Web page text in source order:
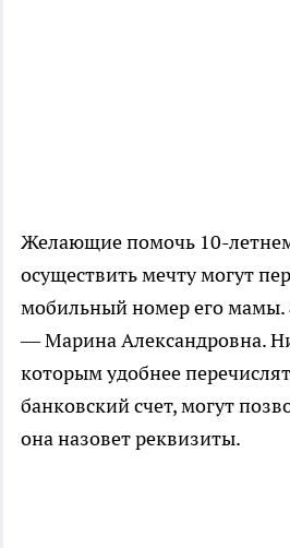
Желающие помочь 10-
осуществить мечту могут
мобильный номер его мамы.
— Марина Александровна.
которым удобнее
банковский счет, могут
она назовет реквизиты.